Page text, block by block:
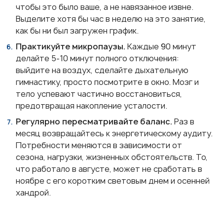
чтобы это было ваше, а не навязанное извне.
Выделите хотя бы час в неделю на это занятие,
как бы ни был загружен график.
Практикуйте микропаузы. Каждые 90 минут
делайте 5-10 минут полного отключения:
выйдите на воздух, сделайте дыхательную
гимнастику, просто посмотрите в окно. Мозг и
тело успевают частично восстановиться,
предотвращая накопление усталости.
Регулярно пересматривайте баланс. Раз в
месяц возвращайтесь к энергетическому аудиту.
Потребности меняются в зависимости от
сезона, нагрузки, жизненных обстоятельств. То,
что работало в августе, может не сработать в
ноябре с его коротким световым днем и осенней
хандрой.